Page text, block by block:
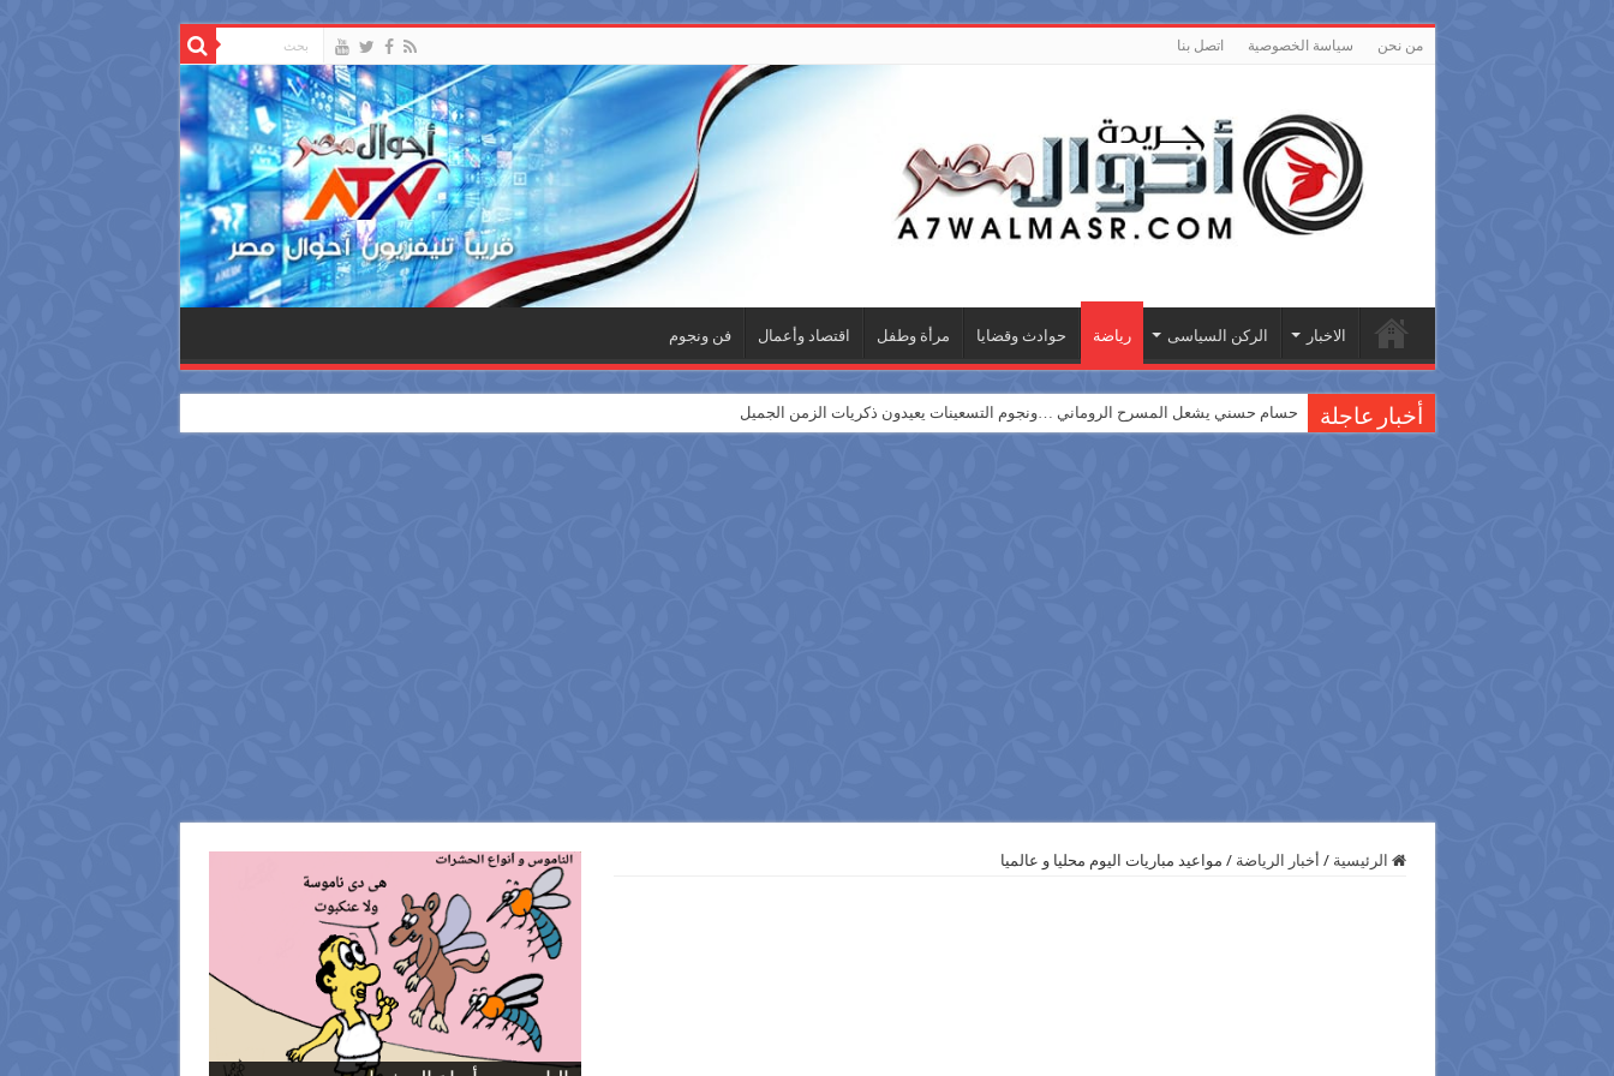
من نحن سياسة الخصوصية اتصل بنا
الاخبار الركن السياسى رياضة حوادث وقضايا مرأة وطفل اقتصاد وأعمال فن ونجوم
أخبار عاجلة حسام حسني يشعل المسرح الروماني …ونجوم التسعينات يعيدون ذكريات الزمن الجميل
الرئيسية / أخبار الرياضة / مواعيد مباريات اليوم محليا و عالميا